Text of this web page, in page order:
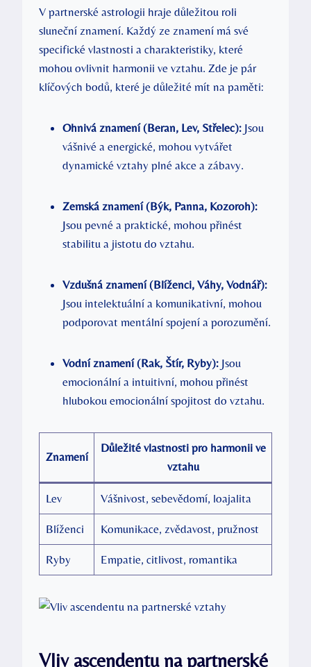
V partnerské astrologii hraje důležitou roli
sluneční znamení. Každý ze znamení má své
specifické vlastnosti a charakteristiky, které
mohou ovlivnit harmonii ve vztahu. Zde je pár
klíčových bodů, které je důležité mít na paměti:
Ohnivá znamení (Beran, Lev, Střelec): Jsou
vášnivé a energické, mohou vytvářet
dynamické vztahy plné akce a zábavy.
Zemská znamení (Býk, Panna, Kozoroh):
Jsou pevné a praktické, mohou přinést
stabilitu a jistotu do vztahu.
Vzdušná znamení (Blíženci, Váhy, Vodnář):
Jsou intelektuální a komunikativní, mohou
podporovat mentální spojení a porozumění.
Vodní znamení (Rak, Štír, Ryby): Jsou
emocionální a intuitivní, mohou přinést
hlubokou emocionální spojitost do vztahu.
Znamení
Důležité vlastnosti pro harmonii ve
vztahu
Lev Vášnivost, sebevědomí, loajalita
Blíženci Komunikace, zvědavost, pružnost
Ryby Empatie, citlivost, romantika
Vliv ascendentu na partnerské